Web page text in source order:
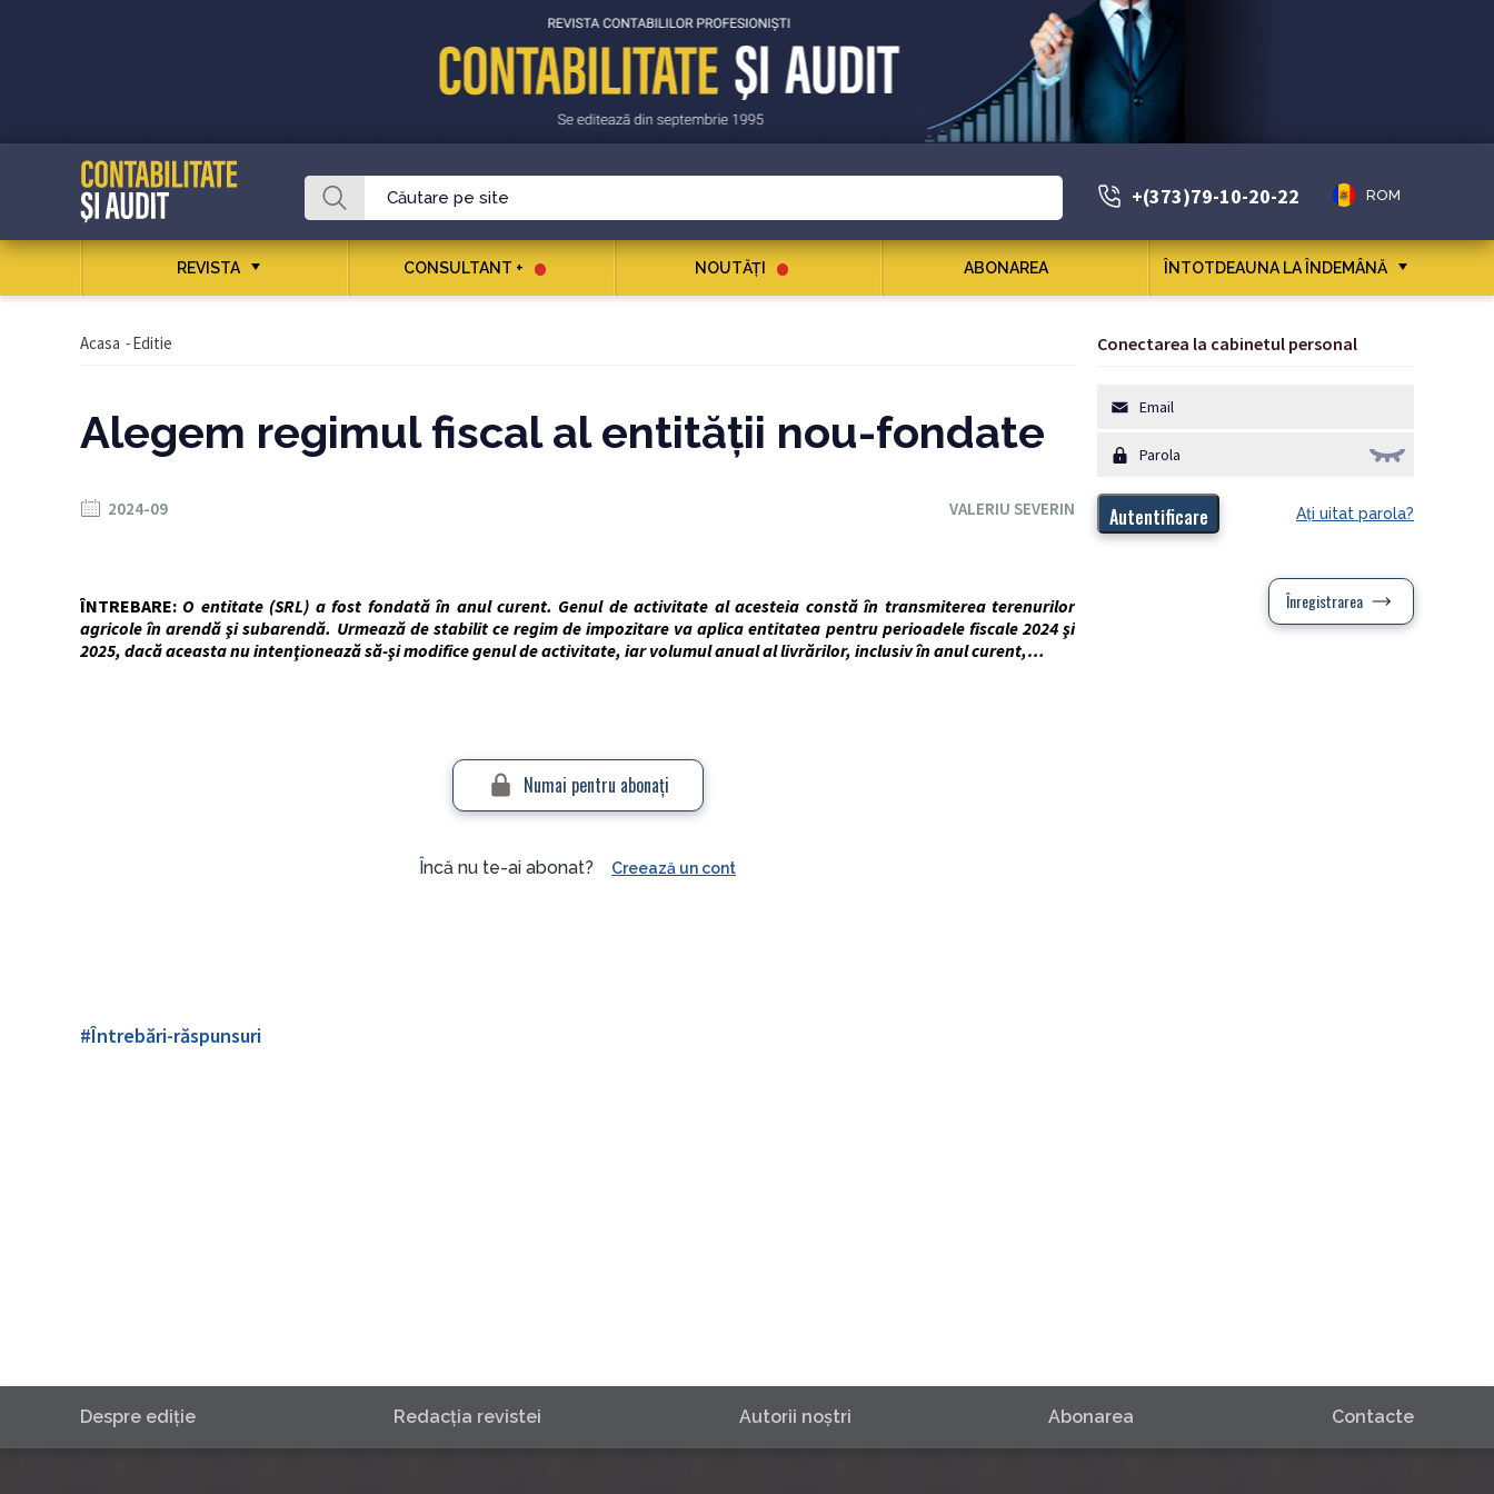
+(373)79-10-20-22 ROM
REVISTA CONSULTANT + NOUTĂŢI ABONAREA ÎNTOTDEAUNA LA ÎNDEMÂNĂ
Acasa -Editie
Alegem regimul fiscal al entităţii nou-fondate
2024-09 VALERIU SEVERIN
ÎNTREBARE: O entitate (SRL) a fost fondată în anul curent. Genul de activitate al acesteia constă în transmiterea terenurilor
agricole în arendă şi subarendă. Urmează de stabilit ce regim de impozitare va aplica entitatea pentru perioadele fiscale 2024 şi
2025, dacă aceasta nu intenţionează să-şi modifice genul de activitate, iar volumul anual al livrărilor, inclusiv în anul curent,…
Numai pentru abonaţi
Încă nu te-ai abonat? Creează un cont
#Întrebări-răspunsuri
Conectarea la cabinetul personal
Aţi uitat parola?
Înregistrarea
Despre ediţie Redacţia revistei Autorii noştri Abonarea Contacte